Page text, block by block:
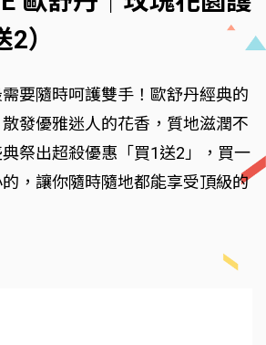
）
要隨時呵護雙手！歐舒丹經典的
發優雅迷人的花香，質地滋潤不
祭出超殺優惠「買1送2」，買一
，讓你隨時隨地都能享受頂級的